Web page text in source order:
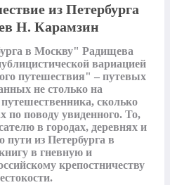
из Петербурга
Н. Карамзин
в Москву" Радищева
вариацией
путешествия" – путевых
не столько на
сколько
по поводу увиденного. То,
в городах, деревнях и
пути из Петербурга в
в гневную и
крепостничеству